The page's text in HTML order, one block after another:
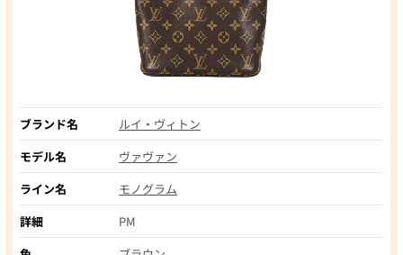
ブランド名
ルイ・ヴィトン
モデル名
ヴァヴァン
ライン名
モノグラム
詳細
PM